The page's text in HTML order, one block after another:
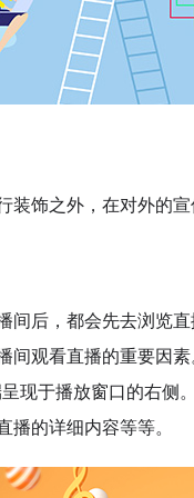
饰之外，在对外的宣
后，都会先去浏览直
间观看直播的重要因
现于播放窗口的右侧
的详细内容等等。